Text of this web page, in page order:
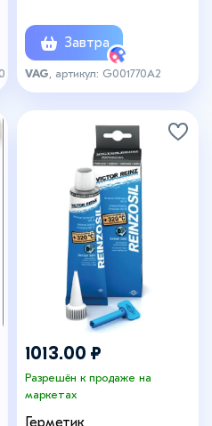
Завтра
VAG , артикул: G001770A2
1013.00 ₽
Разрешён к продаже на
маркетах
Герметик